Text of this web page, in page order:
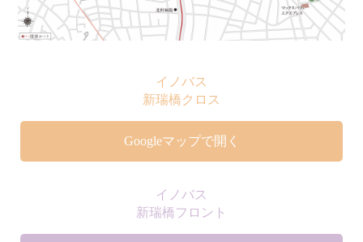
イノバス
新瑞橋クロス
Googleマップで開く
イノバス
新瑞橋フロント